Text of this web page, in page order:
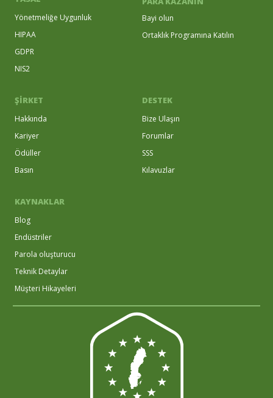
Yönetmeliğe Uygunluk
HIPAA
GDPR
NIS2
Bayi olun
Ortaklık Programına Katılın
ŞİRKET
Hakkında
Kariyer
Ödüller
Basın
DESTEK
Bize Ulaşın
Forumlar
SSS
Kılavuzlar
KAYNAKLAR
Blog
Endüstriler
Parola oluşturucu
Teknik Detaylar
Müşteri Hikayeleri